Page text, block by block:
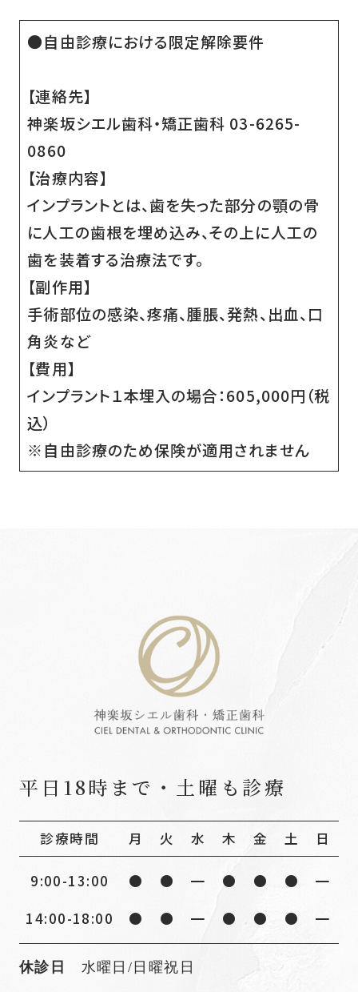
●自由診療における限定解除要件
【連絡先】
神楽坂シエル歯科・矯正歯科 03-6265-
0860
【治療内容】
インプラントとは、歯を失った部分の顎の骨
に人工の歯根を埋め込み、その上に人工の
歯を装着する治療法です。
【副作用】
手術部位の感染、疼痛、腫脹、発熱、出血、口
角炎など
【費用】
インプラント１本埋入の場合：605,000円（税
込）
※自由診療のため保険が適用されません
平⽇18時まで・土曜も診療
診療時間 月 火 水 木 金 土 日
9:00-13:00 ● ● ━ ● ● ●
━
14:00-18:00
● ● ━ ● ● ● ━
休診日 水曜日/日曜祝日